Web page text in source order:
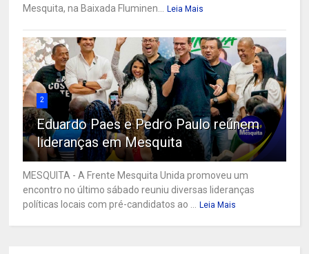
Mesquita, na Baixada Fluminen...
Leia Mais
2
Eduardo Paes e Pedro Paulo reúnem
lideranças em Mesquita
MESQUITA - A Frente Mesquita Unida promoveu um
encontro no último sábado reuniu diversas lideranças
políticas locais com pré-candidatos ao ...
Leia Mais